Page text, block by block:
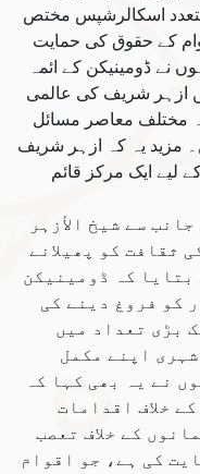
اسکالرشپس مختص
کے حقوق کی حمایت
نے ڈومینیکن کے ائمہ
ازہر شریف کی عالمی
مختلف معاصر مسائل
مزید یہ کہ ازہر شریف
لیے ایک مرکز قائم
سے شیخ الأزہر
ثقافت کو پھیلانے
کہ ڈومینیکن
کو فروغ دینے کی
بڑی تعداد میں
اپنے مکمل
نے یہ بھی کہا کہ
خلاف اقدامات
کے خلاف تعصب
کی ہے، جو اقوام